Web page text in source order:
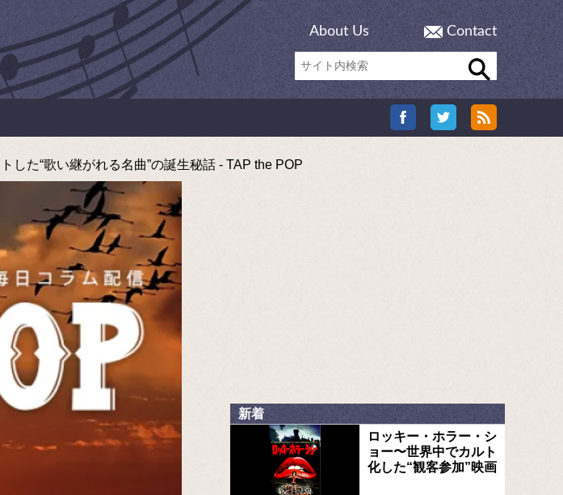
About Us Contact
した“歌い継がれる名曲”の誕生秘話 - TAP the POP
新着
ロッキー・ホラー・シ
ョー〜世界中でカルト
化した“観客参加”映画